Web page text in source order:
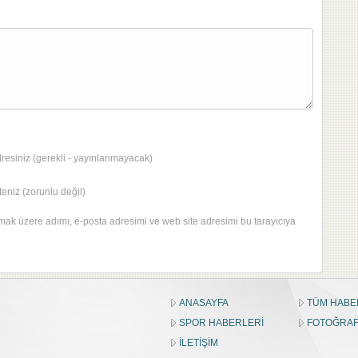
(gerekli - yayınlanmayacak)
(zorunlu değil)
üzere adımı, e-posta adresimi ve web site adresimi bu tarayıcıya
ANASAYFA
TÜM
SPOR HABERLERİ
İLETİŞİM